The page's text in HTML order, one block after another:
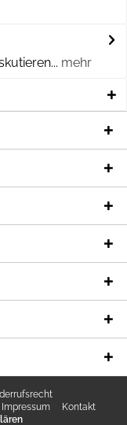
mehr
Impressum
Kontakt